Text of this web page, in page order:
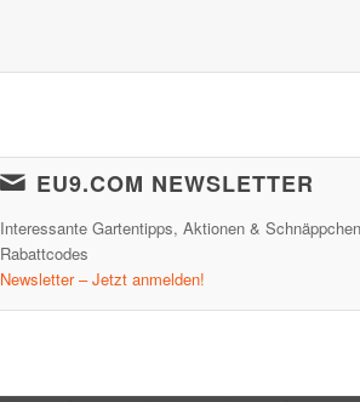
EU9.COM NEWSLETTER
Interessante Gartentipps, Aktionen &
Rabattcodes
Newsletter – Jetzt anmelden!